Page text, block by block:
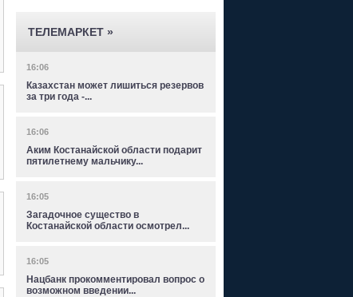
ТЕЛЕМАРКЕТ »
16:06
Казахстан может лишиться резервов
за три года -...
16:06
Аким Костанайской области подарит
пятилетнему мальчику...
16:05
Загадочное существо в
Костанайской области осмотрел...
16:05
Нацбанк прокомментировал вопрос о
возможном введении...